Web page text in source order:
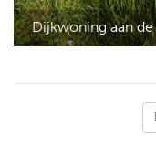
Dijkwoning aan